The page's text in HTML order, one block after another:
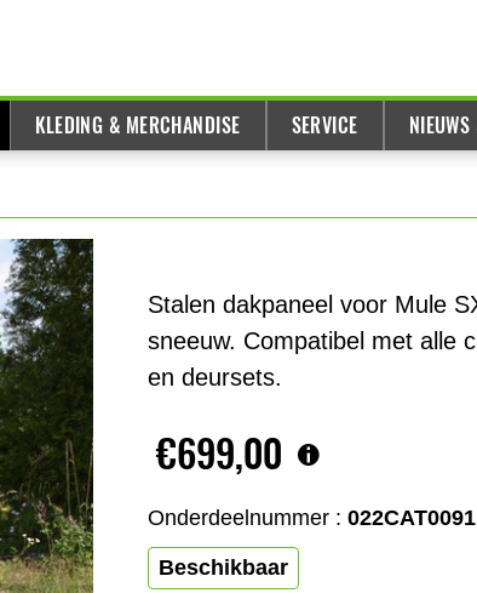
KLEDING & MERCHANDISE SERVICE
Stalen dakpaneel voor Mule
sneeuw. Compatibel met alle
en deursets.
€699,00
Onderdeelnummer : 022CAT0091
Beschikbaar